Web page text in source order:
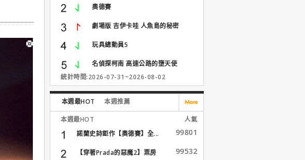
奧德賽
劇場版 吉伊卡哇 人魚島的秘密
玩具總動員5
名偵探柯南 高速公路的墮天使
統計時間:2026-07-31~2026-08-02
本週最HOT 本週推薦
本週最HOT
人氣
諾蘭史詩鉅作【奧德賽】全...
99801
【穿著Prada的惡魔2】票房
99532